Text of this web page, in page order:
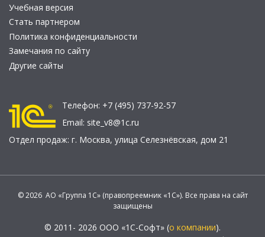
Учебная версия
Стать партнером
Политика конфиденциальности
Замечания по сайту
Другие сайты
Телефон: +7 (495) 737-92-57
Email: site_v8@1c.ru
Отдел продаж: г. Москва, улица Селезнёвская, дом 21
© 2026 АО «Группа 1С» (правопреемник «1С»). Все права на сайт
защищены
© 2011- 2026 ООО «1С-Софт» (о компании).